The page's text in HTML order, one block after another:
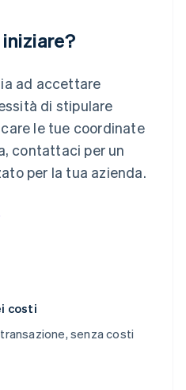
ad accettare
di stipulare
le tue coordinate
contattaci per un
per la tua azienda.
costi
senza costi